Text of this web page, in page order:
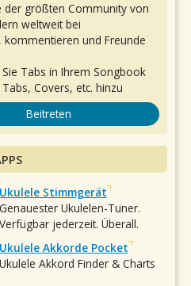
der größten Community von
weltweit bei
und Freunde
Tabs in Ihrem Songbook
Covers, etc. hinzu
Beitreten
Ukulele Stimmgerät
Genauester Ukulelen-Tuner.
Verfügbar jederzeit. Überall.
Ukulele Akkorde Pocket
Ukulele Akkord Finder & Charts